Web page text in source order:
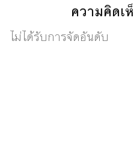
ความคิดเ
ไม่ได้รับการจัดอันดับ